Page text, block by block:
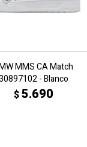
MMS CA Match
- Blanco
$5.690